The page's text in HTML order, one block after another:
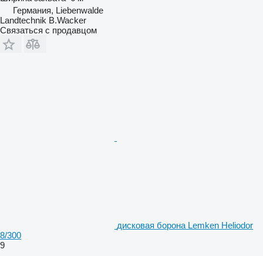
Германия, Liebenwalde
Landtechnik B.Wacker
Связаться с продавцом
дисковая борона Lemken Heliodor
8/300
9